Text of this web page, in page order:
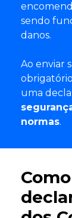
sendo
danos.
Ao enviar
uma
normas.